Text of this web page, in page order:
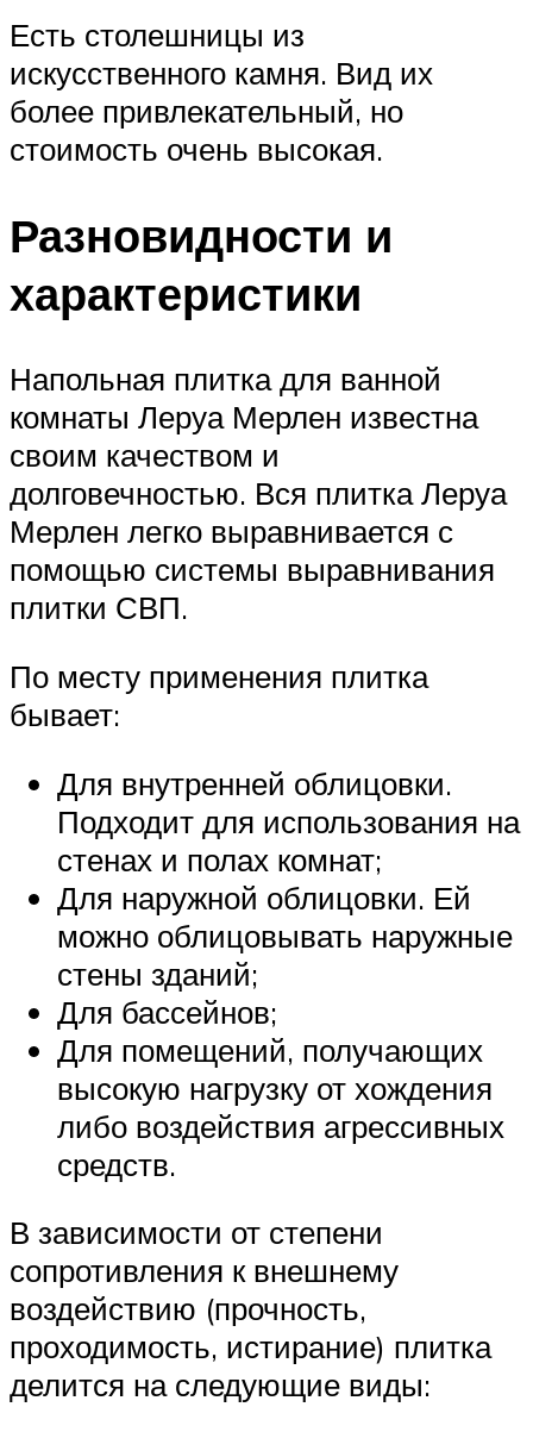
Есть столешницы из
искусственного камня. Вид их
более привлекательный, но
стоимость очень высокая.
Разновидности и
характеристики
Напольная плитка для ванной
комнаты Леруа Мерлен известна
своим качеством и
долговечностью. Вся плитка Леруа
Мерлен легко выравнивается с
помощью системы выравнивания
плитки СВП.
По месту применения плитка
бывает:
Для внутренней облицовки.
Подходит для использования на
стенах и полах комнат;
Для наружной облицовки. Ей
можно облицовывать наружные
стены зданий;
Для бассейнов;
Для помещений, получающих
высокую нагрузку от хождения
либо воздействия агрессивных
средств.
В зависимости от степени
сопротивления к внешнему
воздействию (прочность,
проходимость, истирание) плитка
делится на следующие виды: